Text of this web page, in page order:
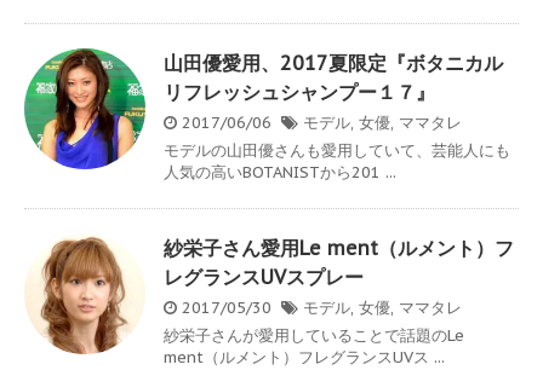
山田優愛用、2017夏限定『ボタニカル
リフレッシュシャンプー１７』
2017/06/06 モデル, 女優, ママタレ
モデルの山田優さんも愛用していて、芸能人にも
人気の高いBOTANISTから201 ...
紗栄子さん愛用Le ment（ルメント）フ
レグランスUVスプレー
2017/05/30 モデル, 女優, ママタレ
紗栄子さんが愛用していることで話題のLe
ment（ルメント）フレグランスUVス ...